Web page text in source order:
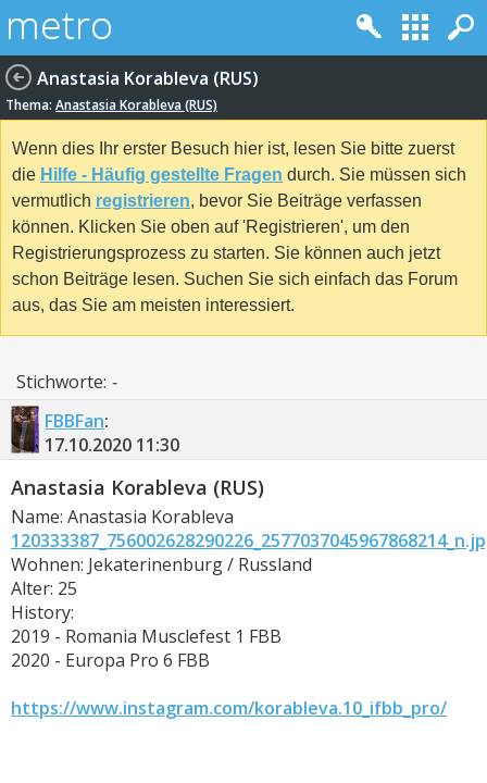
Anastasia Korableva (RUS)
Thema: Anastasia Korableva (RUS)
Wenn dies Ihr erster Besuch hier ist, lesen Sie bitte zuerst
die Hilfe - Häufig gestellte Fragen durch. Sie müssen sich
vermutlich registrieren, bevor Sie Beiträge verfassen
können. Klicken Sie oben auf 'Registrieren', um den
Registrierungsprozess zu starten. Sie können auch jetzt
schon Beiträge lesen. Suchen Sie sich einfach das Forum
aus, das Sie am meisten interessiert.
Stichworte: -
FBBFan:
17.10.2020 11:30
Anastasia Korableva (RUS)
Name: Anastasia Korableva
Wohnen: Jekaterinenburg / Russland
Alter: 25
History:
2019 - Romania Musclefest 1 FBB
2020 - Europa Pro 6 FBB
https://www.instagram.com/korableva.10_ifbb_pro/